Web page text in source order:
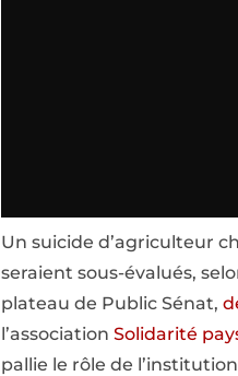
Un suicide d’agriculteur
seraient sous-évalués,
plateau de Public Sénat,
l’association Solidarité
pallie le rôle de